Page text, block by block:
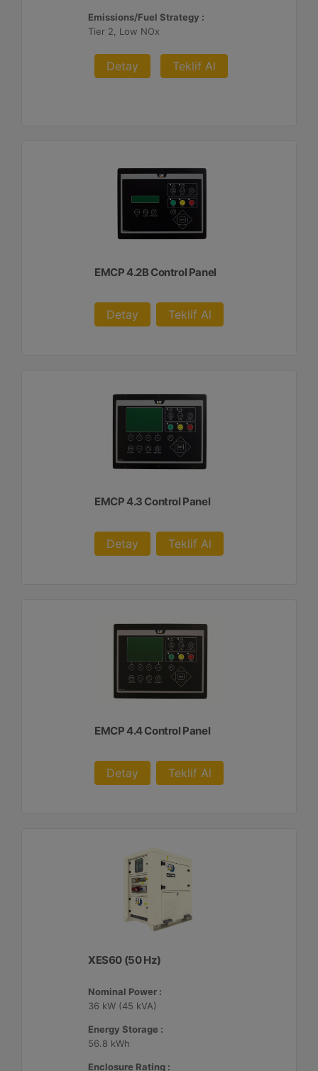
Emissions/Fuel Strategy :
Tier 2, Low NOx
Detay Teklif Al
EMCP 4.2B Control Panel
Detay Teklif Al
EMCP 4.3 Control Panel
Detay Teklif Al
EMCP 4.4 Control Panel
Detay Teklif Al
XES60 (50 Hz)
Nominal Power :
36 kW (45 kVA)
Energy Storage :
56.8 kWh
Enclosure Rating :